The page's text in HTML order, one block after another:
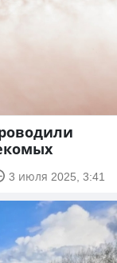
3 июля 2025, 3:41